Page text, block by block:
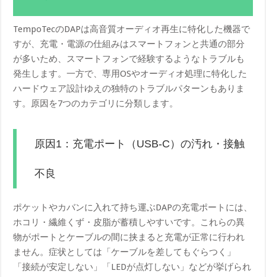
TempoTecのDAPは高音質オーディオ再生に特化した機器で
すが、充電・電源の仕組みはスマートフォンと共通の部分
が多いため、スマートフォンで経験するようなトラブルも
発生します。一方で、専用OSやオーディオ処理に特化した
ハードウェア設計ゆえの独特のトラブルパターンもありま
す。原因を7つのカテゴリに分類します。
原因1：充電ポート（USB-C）の汚れ・接触
不良
ポケットやカバンに入れて持ち運ぶDAPの充電ポートには、
ホコリ・繊維くず・皮脂が蓄積しやすいです。これらの異
物がポートとケーブルの間に挟まると充電が正常に行われ
ません。症状としては「ケーブルを差してもぐらつく」
「接続が安定しない」「LEDが点灯しない」などが挙げられ